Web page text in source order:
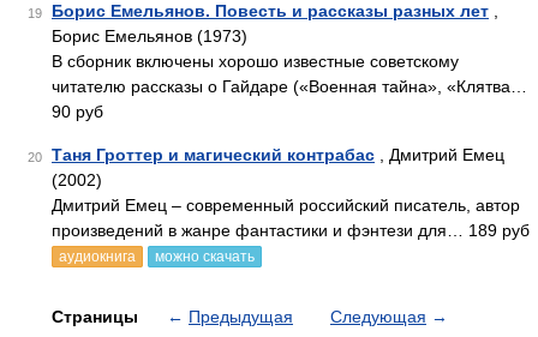
19 Борис Емельянов. Повесть и рассказы разных лет
Борис Емельянов (1973)
В сборник включены хорошо известные советскому
читателю рассказы о Гайдаре («Военная тайна», «Клятва…
90 руб
20 Таня Гроттер и магический контрабас , Дмитрий Емец
(2002)
Дмитрий Емец – современный российский писатель, автор
произведений в жанре фантастики и фэнтези для… 189 руб
аудиокнига можно скачать
Страницы ← Предыдущая Следующая →